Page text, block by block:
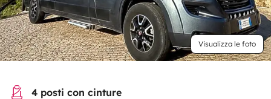
Visualizza le foto
4 posti con cinture